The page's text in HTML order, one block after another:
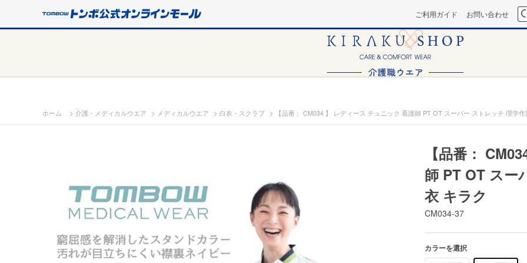
ご利用ガイド お問い合わせ
ホーム > 介護・メディカルウエア > メディカルウエア > 白衣・スクラブ > 【品番： CM034 】 レディース チュニック 看護師 PT OT スーパー ストレッチ 理学
【品番：
師 PT OT スー
衣 キラク
CM034-37
カラーを選択